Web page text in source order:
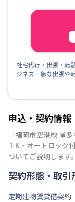
社宅代行・出張・転
ジネス 急な出張や
申込・契約情報
「福岡市空港線 博
１K・オートロック
ついてご説明します。
契約形態・取引
定期建物賃貸借契約